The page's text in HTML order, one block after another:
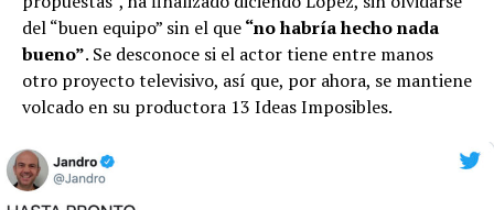
del “buen equipo” sin el que“no habría hecho nada
bueno”. Se desconoce si el actor tiene entre manos
otro proyecto televisivo, así que, por ahora, se mantiene
volcado en su productora 13 Ideas Imposibles.